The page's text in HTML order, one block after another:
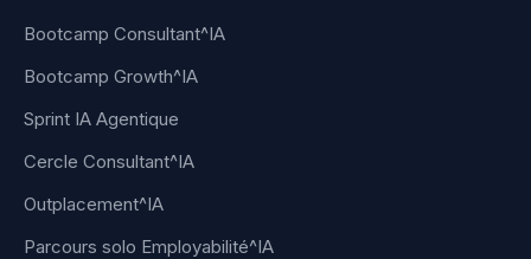
Bootcamp Consultant^IA
Bootcamp Growth^IA
Sprint IA Agentique
Cercle Consultant^IA
Outplacement^IA
Parcours solo Employabilité^IA